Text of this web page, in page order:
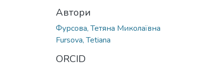
Автори
Фурсова, Тетяна Миколаївна
Fursova, Tetiana
ORCID